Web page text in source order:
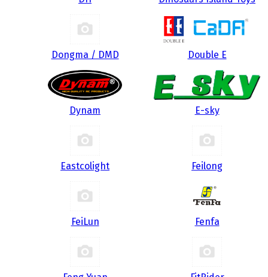
Dongma / DMD Double E
Dynam E-sky
Eastcolight Feilong
FeiLun Fenfa